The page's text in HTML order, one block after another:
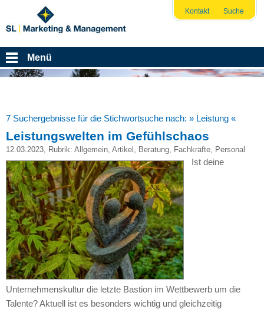
Kontakt Suche
Menü
7 Suchergebnisse für die Stichwortsuche nach: » Leistung «
Leistungswelten im Gefühlschaos
12.03.2023, Rubrik: Allgemein, Artikel , Beratung, Fachkräfte, Personal
Ist deine
Unternehmenskultur die letzte Bastion im Wettbewerb um die
Talente? Aktuell ist es besonders wichtig und gleichzeitig